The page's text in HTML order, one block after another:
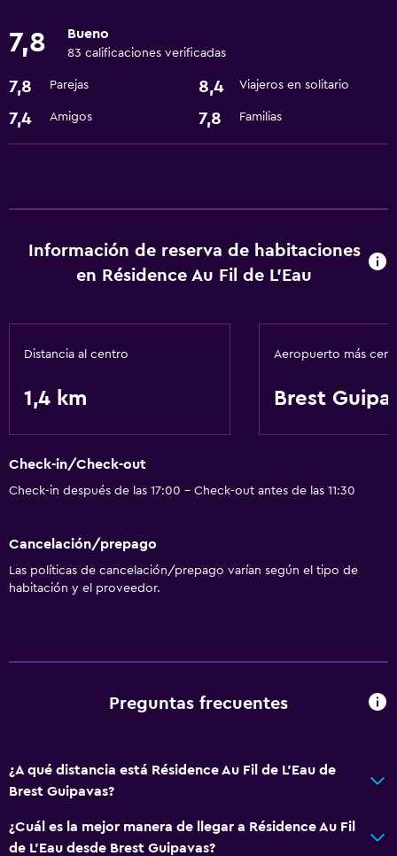
7,8 Bueno
83 calificaciones verificadas
7,8 Parejas 8,4 Viajeros en solitario
7,4 Amigos 7,8 Familias
Información de reserva de habitaciones
en Résidence Au Fil de L'Eau
Distancia al centro
1,4 km
Aeropuerto más
Brest
Check-in/Check-out
Check-in después de las 17:00 - Check-out antes de las 11:30
Cancelación/prepago
Las políticas de cancelación/prepago varían según el tipo de
habitación y el proveedor.
Preguntas frecuentes
¿A qué distancia está Résidence Au Fil de L'Eau de
Brest Guipavas?
¿Cuál es la mejor manera de llegar a Résidence Au Fil
de L'Eau desde Brest Guipavas?